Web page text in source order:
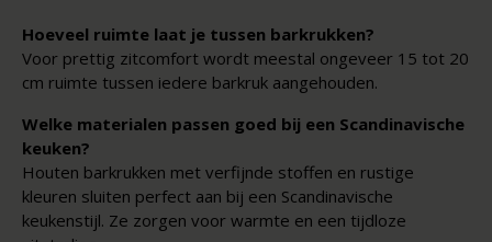
Hoeveel ruimte laat je tussen barkrukken?
Voor prettig zitcomfort wordt meestal ongeveer 15 tot 20
cm ruimte tussen iedere barkruk aangehouden.
Welke materialen passen goed bij een Scandinavische
keuken?
Houten barkrukken met verfijnde stoffen en rustige
kleuren sluiten perfect aan bij een Scandinavische
keukenstijl. Ze zorgen voor warmte en een tijdloze